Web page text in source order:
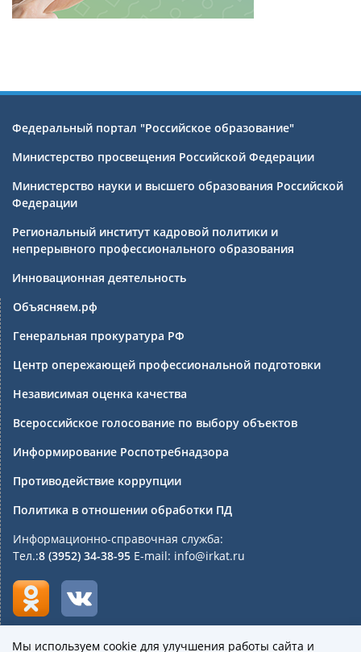
Федеральный портал "Российское образование"
Министерство просвещения Российской Федерации
Министерство науки и высшего образования Российской
Федерации
Региональный институт кадровой политики и
непрерывного профессионального образования
Инновационная деятельность
Объясняем.рф
Генеральная прокуратура РФ
Центр опережающей профессиональной подготовки
Независимая оценка качества
Всероссийское голосование по выбору объектов
Информирование Роспотребнадзора
Противодействие коррупции
Политика в отношении обработки ПД
Информационно-справочная служба:
Тел.:8 (3952) 34-38-95 E-mail: info@irkat.ru
Мы используем cookie для улучшения работы сайта и